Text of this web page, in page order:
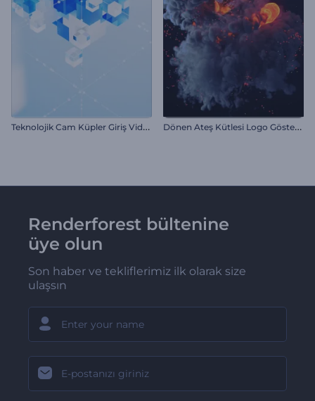
T
eknolojik Cam Küpler Giriş Videosu D
önen Ateş Kütlesi Logo Gösterimi
Renderforest bültenine
üye olun
Son haber ve tekliflerimiz ilk olarak size
ulaşsın